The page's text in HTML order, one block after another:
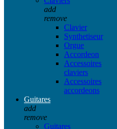
add
remove
Clavier
Synthetiseur
Orgue
Accordeon
Accessoires
claviers
Accessoires
accordeons
Guitares
add
remove
Guitares